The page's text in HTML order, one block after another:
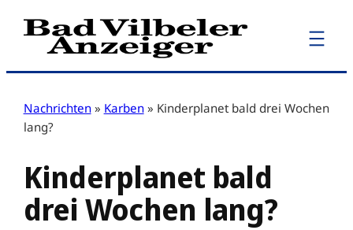
Zum
Inhalt
Nachrichten » Karben » Kinderplanet bald drei Wochen
lang?
Kinderplanet bald
drei Wochen lang?